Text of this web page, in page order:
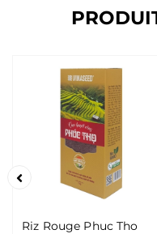
Riz Rouge Phuc Tho